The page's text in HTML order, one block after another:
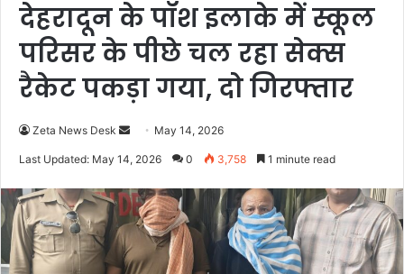
देहरादून के पॉश इलाके में स्कूल
परिसर के पीछे चल रहा सेक्स
रैकेट पकड़ा गया, दो गिरफ्तार
Zeta News Desk
d
a
e
May 14, 2026
Last Updated: May 14, 2026 0 3,758 1 minute read